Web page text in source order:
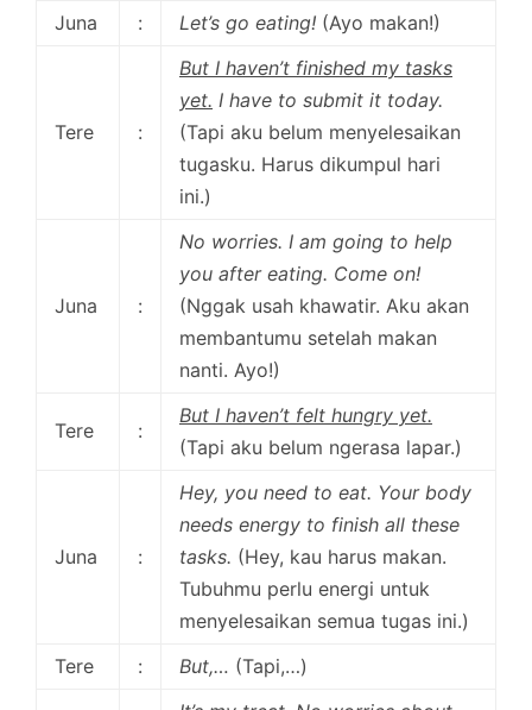
Juna
: Let’s go eating! (Ayo makan!)
Tere :
But I haven’t finished my tasks
yet. I have to submit it today.
(Tapi aku belum menyelesaikan
tugasku. Harus dikumpul hari
ini.)
Juna :
No worries. I am going to help
you after eating. Come on!
(Nggak usah khawatir. Aku akan
membantumu setelah makan
nanti. Ayo!)
Tere :
But I haven’t felt hungry yet.
(Tapi aku belum ngerasa lapar.)
Juna :
Hey, you need to eat. Your body
needs energy to finish all these
tasks. (Hey, kau harus makan.
Tubuhmu perlu energi untuk
menyelesaikan semua tugas ini.)
Tere
: But,… (Tapi,…)